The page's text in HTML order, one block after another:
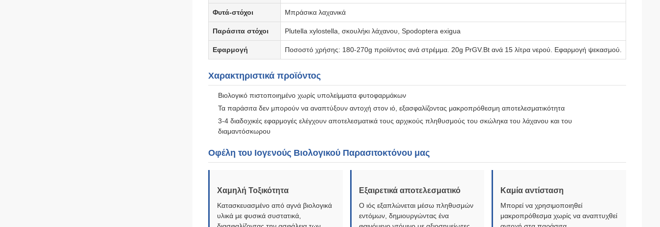
Φυτά-στόχοι Μπράσικα λαχανικά
Παράσιτα στόχοι Plutella xylostella, σκουλήκι λάχανου, Spodoptera exigua
Εφαρμογή Ποσοστό χρήσης: 180-270g προϊόντος ανά στρέμμα. 20g PrGV.Bt ανά 15 λίτρα νερού. Εφαρμογή ψεκασμού.
Χαρακτηριστικά προϊόντος
Βιολογικό πιστοποιημένο χωρίς υπολείμματα φυτοφαρμάκων
Τα παράσιτα δεν μπορούν να αναπτύξουν αντοχή στον ιό, εξασφαλίζοντας μακροπρόθεσμη αποτελεσματικότητα
3-4 διαδοχικές εφαρμογές ελέγχουν αποτελεσματικά τους αρχικούς πληθυσμούς του σκώληκα του λάχανου και του
διαμαντόσκωρου
Οφέλη του Ιογενούς Βιολογικού Παρασιτοκτόνου μας
Χαμηλή Τοξικότητα
Κατασκευασμένο από αγνά βιολογικά
υλικά με φυσικά συστατικά,
Εξαιρετικά αποτελεσματικό
Ο ιός εξαπλώνεται μέσω πληθυσμών
εντόμων, δημιουργώντας ένα
Καμία αντίσταση
Μπορεί να χρησιμοποιηθεί
μακροπρόθεσμα χωρίς να αναπτυχθεί